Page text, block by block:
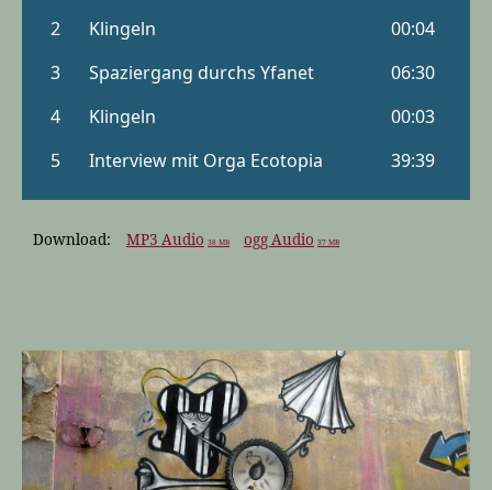
Download: MP3 Audio 38 MB ogg Audio 37 MB